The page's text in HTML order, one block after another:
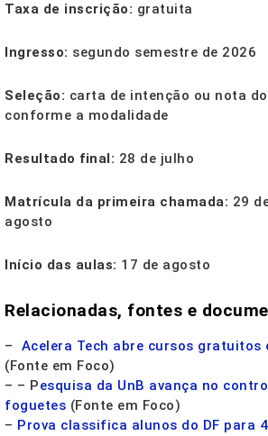
Taxa de inscrição: gratuita
Ingresso: segundo semestre de 2026
Seleção: carta de intenção ou nota do
conforme a modalidade
Resultado final: 28 de julho
Matrícula da primeira chamada: 29
agosto
Início das aulas: 17 de agosto
Relacionadas, fontes e
– Acelera Tech abre cursos gratuitos
(Fonte em Foco)
– – Pesquisa da UnB avança no
foguetes (Fonte em Foco)
– Prova classifica alunos do DF para